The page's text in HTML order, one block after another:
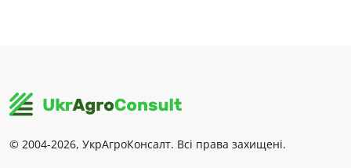
© 2004-2026, УкрАгроКонсалт. Всі права захищені.